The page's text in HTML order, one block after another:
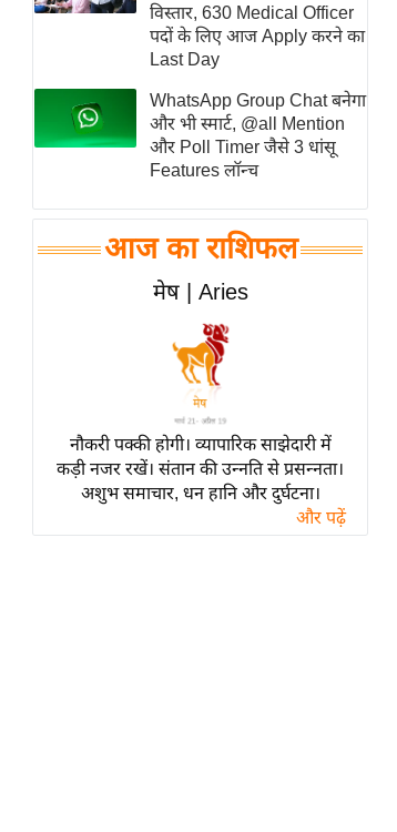
समसामयिक
मातृभूमि
स्तंभ
एम.
आर.
चाय पर
समीक्षा
व्रत
त्योहार
राशिफल
विशेष
विस्तार, 630 Medical Officer
पदों के लिए आज Apply करने का
Last Day
WhatsApp Group Chat बनेगा
और भी स्मार्ट, @all Mention
और Poll Timer जैसे 3 धांसू
Features लॉन्च
आज का राशिफल
मेष | Aries
नौकरी पक्की होगी। व्यापारिक साझेदारी में
कड़ी नजर रखें। संतान की उन्नति से प्रसन्नता।
अशुभ समाचार, धन हानि और दुर्घटना।
और पढ़ें